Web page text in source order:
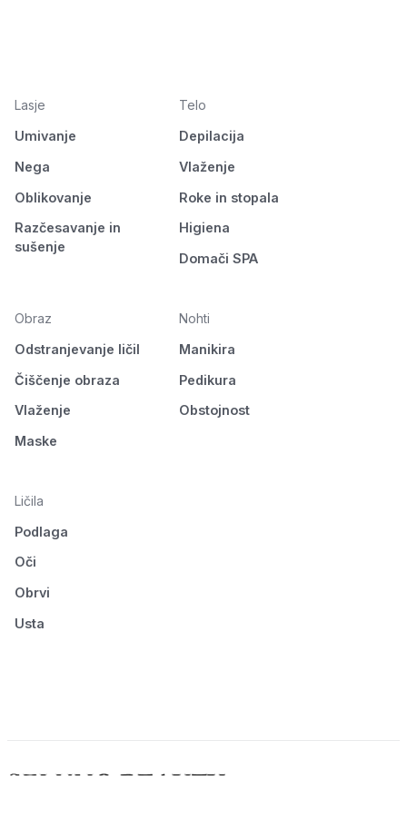
Lasje
Umivanje
Nega
Oblikovanje
Razčesavanje in
sušenje
Telo
Depilacija
Vlaženje
Roke in stopala
Higiena
Domači SPA
Obraz
Odstranjevanje ličil
Čiščenje obraza
Vlaženje
Maske
Nohti
Manikira
Pedikura
Obstojnost
Ličila
Podlaga
Oči
Obrvi
Usta